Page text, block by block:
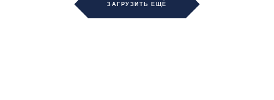
ЗАГРУЗИТЬ ЕЩЁ